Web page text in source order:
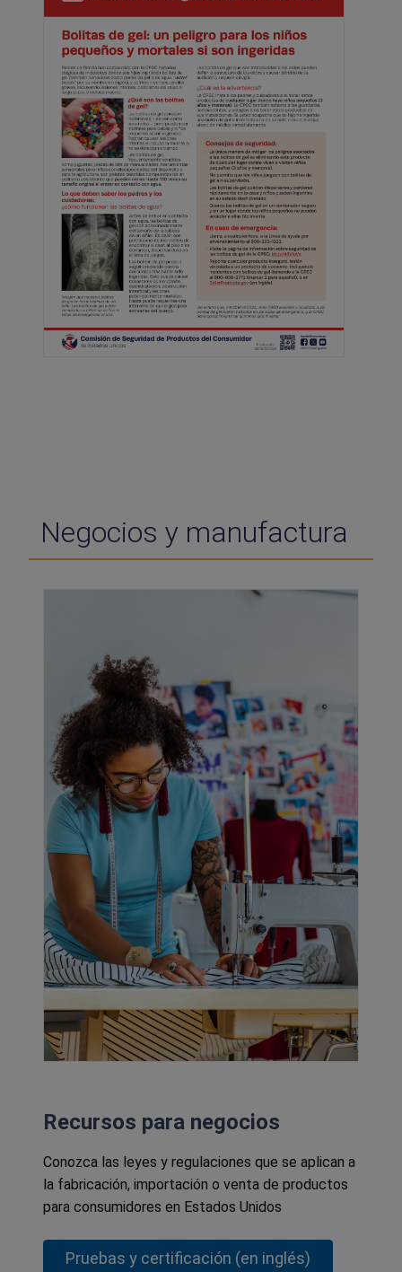
Negocios y manufactura
Recursos para negocios
Conozca las leyes y regulaciones que se aplican a
la fabricación, importación o venta de productos
para consumidores en Estados Unidos
Pruebas y certificación (en inglés)